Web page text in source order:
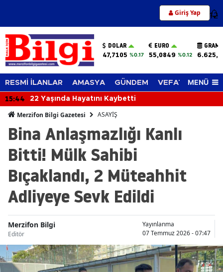
Giriş Yap 12
DOLAR
47,7105 %0.17
EURO
55,0849 %0.12
GRAM
RESMİ İLANLAR AMASYA GÜNDEM VEFAT EDENLER
MENÜ
15:44 22 Yaşında Hayatını Kaybetti
Merzifon Bilgi Gazetesi ASAYİŞ
Bina Anlaşmazlığı Kanlı
Bitti! Mülk Sahibi
Bıçaklandı, 2 Müteahhit
Adliyeye Sevk Edildi
Merzifon Bilgi
Editör
Yayınlanma
07 Temmuz 2026 - 07:47